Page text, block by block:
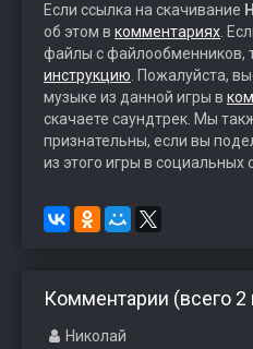
Если ссылка на скачивание
об этом в комментариях .
файлы с файлообменников,
инструкцию . Пожалуйста,
музыке из данной игры в
скачаете саундтрек. Мы
признательны, если вы
из этого игры в социальных
Комментарии (всего
Николай